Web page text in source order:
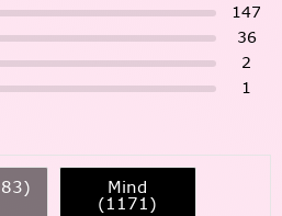
147
36
2
1
) Mind
(1171)